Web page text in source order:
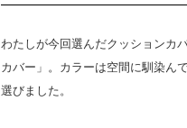
わたしが今回選んだクッションカ
カバー」。カラーは空間に馴染ん
選びました。